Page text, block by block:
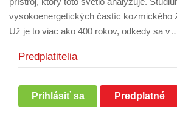
vysokoenergetických častíc kozmického
Už je to viac ako 400 rokov, odkedy sa
Predplatitelia
Prihlásiť sa Predplatné